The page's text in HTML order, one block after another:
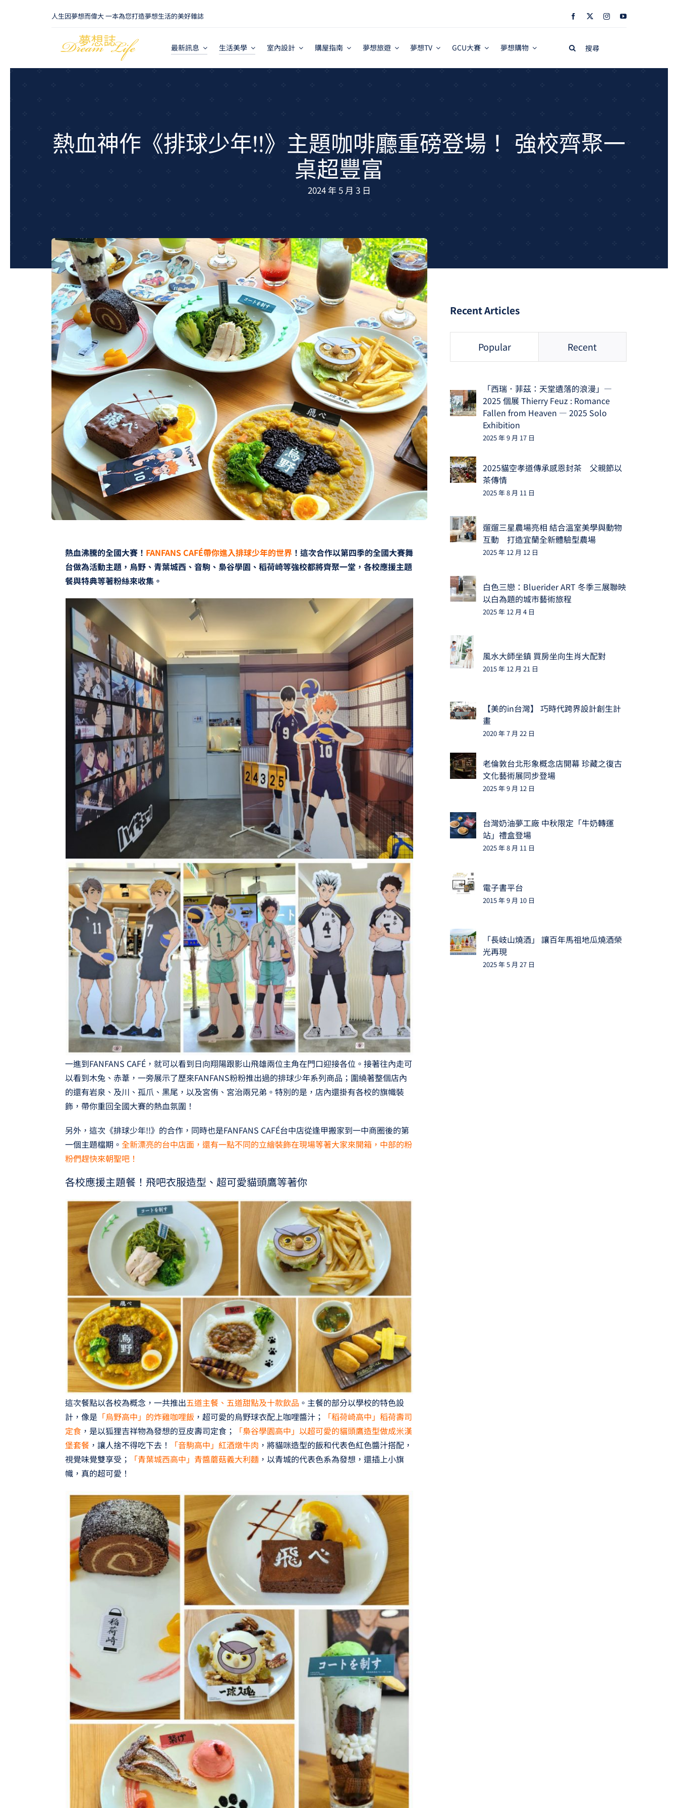
人生因夢想而偉大 一本為您打造夢想生活的美好雜誌
最新訊息 生活美學 室內設計 購屋指南 夢想旅遊 夢想TV GCU大賽 夢想購物
Search
熱血神作《排球少年!!》主題咖啡廳重磅登場！ 強校齊聚一
桌超豐富
2024 年 5 月 3 日
熱血沸騰的全國大賽！ FANFANS CAFÉ帶你進入排球少年的世界！這次合作以第四季的全國大賽舞
台做為活動主題，烏野、青葉城西、音駒、梟谷學園、稻荷崎等強校都將齊聚一堂，各校應援主題
餐與特典等著粉絲來收集。
一進到FANFANS CAFÉ，就可以看到日向翔陽跟影山飛雄兩位主角在門口迎接各位。接著往內走可
以看到木兔、赤葦，一旁展示了歷來FANFANS粉粉推出過的排球少年系列商品；圍繞著整個店內
的還有岩泉、及川、孤爪、黑尾，以及宮侑、宮治兩兄弟。特別的是，店內還掛有各校的旗幟裝
飾，帶你重回全國大賽的熱血氛圍！
另外，這次《排球少年!!》的合作，同時也是FANFANS CAFÉ台中店從逢甲搬家到一中商圈後的第
一個主題檔期。 全新漂亮的台中店面，還有一點不同的立繪裝飾在現場等著大家來開箱，中部的粉
粉們趕快來朝聖吧！
各校應援主題餐！飛吧衣服造型、超可愛貓頭鷹等著你
這次餐點以各校為概念，一共推出五道主餐、五道甜點及十款飲品 。主餐的部分以學校的特色設
計，像是 「烏野高中」的炸雞咖哩飯 ，超可愛的烏野球衣配上咖哩醬汁；
「稻荷崎高中」稻荷壽司
定食，是以狐狸吉祥物為發想的豆皮壽司定食；
「梟谷學園高中」以超可愛的貓頭鷹造型做成米漢
堡套餐，讓人捨不得吃下去！ 「音駒高中」紅酒燉牛肉 ，將貓咪造型的飯和代表色紅色醬汁搭配，
視覺味覺雙享受；
「青葉城西高中」青醬蘑菇義大利麵，以青城的代表色系為發想，還插上小旗
幟，真的超可愛！
Recent Articles
Popular Recent
「西瑞．菲茲：天堂遺落的浪漫」—
2025 個展 Thierry Feuz : Romance
Fallen from Heaven — 2025 Solo
Exhibition
2025 年 9 月 17 日
2025貓空孝道傳承感恩封茶 父親節以
茶傳情
2025 年 8 月 11 日
遛遛三星農場亮相 結合溫室美學與動物
互動 打造宜蘭全新體驗型農場
2025 年 12 月 12 日
白色三戀：Bluerider ART 冬季三展聯映
以白為題的城市藝術旅程
2025 年 12 月 4 日
風水大師坐鎮 買房坐向生肖大配對
2015 年 12 月 21 日
【美的in台灣】 巧時代跨界設計創生計
畫
2020 年 7 月 22 日
老倫敦台北形象概念店開幕 珍藏之復古
文化藝術展同步登場
2025 年 9 月 12 日
台灣奶油夢工廠 中秋限定「牛奶轉運
站」禮盒登場
2025 年 8 月 11 日
電子書平台
2015 年 9 月 10 日
「長岐山燒酒」 讓百年馬祖地瓜燒酒榮
光再現
2025 年 5 月 27 日